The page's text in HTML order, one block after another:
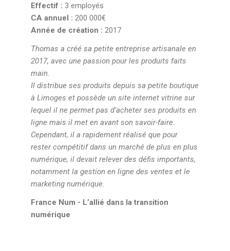
Effectif : 3 employés
CA annuel : 200 000€
Année de création : 2017
Thomas a créé sa petite entreprise artisanale en
2017, avec une passion pour les produits faits
main.
Il distribue ses produits depuis sa petite boutique
à Limoges et possède un site internet vitrine sur
lequel il ne permet pas d’acheter ses produits en
ligne mais il met en avant son savoir-faire.
Cependant, il a rapidement réalisé que pour
rester compétitif dans un marché de plus en plus
numérique, il devait relever des défis importants,
notamment la gestion en ligne des ventes et le
marketing numérique.
France Num - L’allié dans la transition
numérique